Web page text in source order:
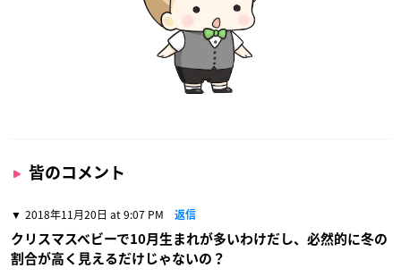
皆のコメント
2018年11月20日 at 9:07 PM 返信
クリスマスベビーで10月生まれが多いわけだし、必然的に冬の
割合が高く見えるだけじゃないの？